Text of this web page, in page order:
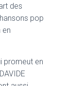
des
pop
en
promeut en